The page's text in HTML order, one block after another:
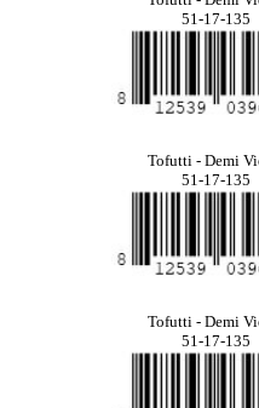
51-17-135
Tofutti - Demi
51-17-135
Tofutti - Demi
51-17-135